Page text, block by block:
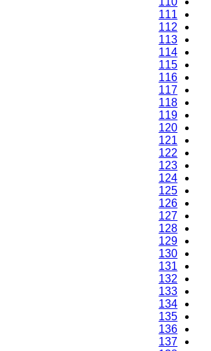
111
112
113
114
115
116
117
118
119
120
121
122
123
124
125
126
127
128
129
130
131
132
133
134
135
136
137